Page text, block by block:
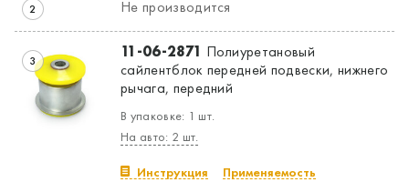
2 Не производится
3 11-06-2871 Полиуретановый
сайлентблок передней подвески, нижнего
рычага, передний
В упаковке: 1 шт.
На авто: 2 шт.
Инструкция Применяемость